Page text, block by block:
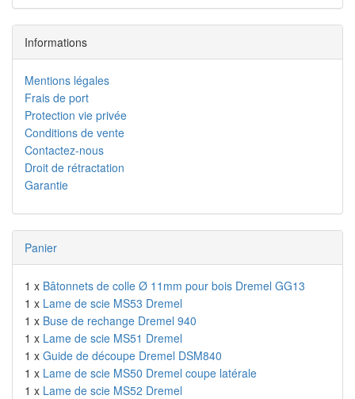
Informations
Mentions légales
Frais de port
Protection vie privée
Conditions de vente
Contactez-nous
Droit de rétractation
Garantie
Panier
1 x Bâtonnets de colle Ø 11mm pour bois Dremel GG13
1 x Lame de scie MS53 Dremel
1 x Buse de rechange Dremel 940
1 x Lame de scie MS51 Dremel
1 x Guide de découpe Dremel DSM840
1 x Lame de scie MS50 Dremel coupe latérale
1 x Lame de scie MS52 Dremel